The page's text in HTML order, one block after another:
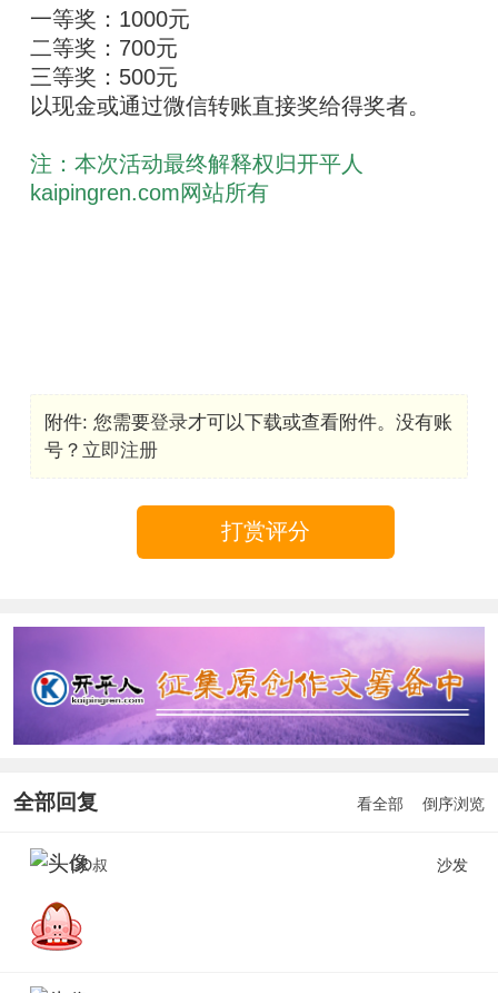
一等奖：1000元
二等奖：700元
三等奖：500元
以现金或通过微信转账直接奖给得奖者。
注：本次活动最终解释权归开平人
kaipingren.com网站所有
附件: 您需要登录才可以下载或查看附件。没有账
号？ 立即注册
打赏评分
全部回复 看全部 倒序浏览
沙发
DD叔